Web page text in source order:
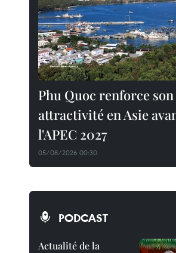
Phu Quoc renforce son
attractivité en Asie
l'APEC 2027
05/08/2026 00:30
PODCAST
Actualité de la